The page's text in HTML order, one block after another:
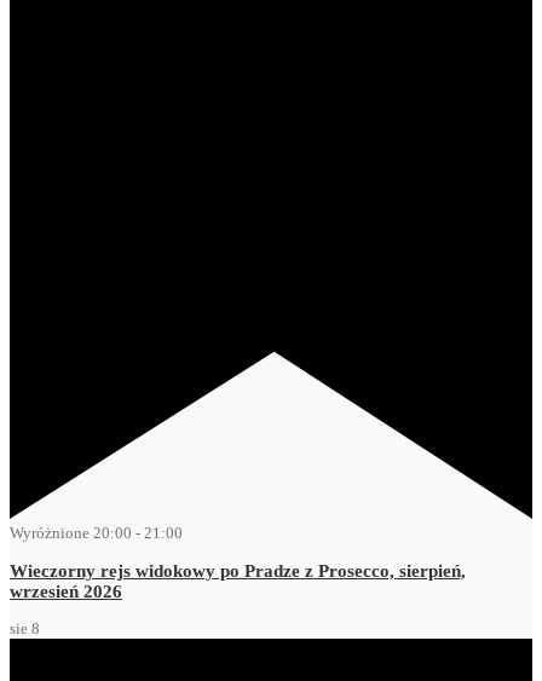
Wyróżnione 20:00 - 21:00
Wieczorny rejs widokowy po Pradze z Prosecco, sierpień,
wrzesień 2026
sie 8